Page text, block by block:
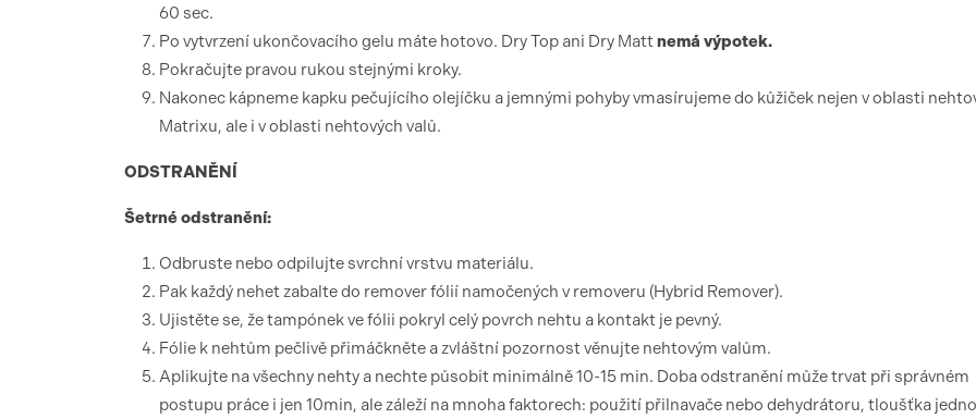
60 sec.
Po vytvrzení ukončovacího gelu máte hotovo. Dry Top ani Dry Mattnemá výpotek.
Pokračujte pravou rukou stejnými kroky.
Nakonec kápneme kapku pečujícího olejíčku a jemnými pohyby vmasírujeme do kůžiček nejen v oblasti
Matrixu, ale i v oblasti nehtových valů.
ODSTRANĚNÍ
Šetrné odstranění:
Odbruste nebo odpilujte svrchní vrstvu materiálu.
Pak každý nehet zabalte do remover fólií namočených v removeru (Hybrid Remover).
Ujistěte se, že tampónek ve fólii pokryl celý povrch nehtu a kontakt je pevný.
Fólie k nehtům pečlivě přimáčkněte a zvláštní pozornost věnujte nehtovým valům.
Aplikujte na všechny nehty a nechte působit minimálně 10-15 min. Doba odstranění může trvat při správném
postupu práce i jen 10min, ale záleží na mnoha faktorech: použití přilnavače nebo dehydrátoru, tloušťka